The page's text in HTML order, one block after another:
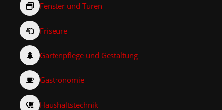
Fenster und Türen
Friseure
Gartenpflege und Gestaltung
Gastronomie
Haushaltstechnik